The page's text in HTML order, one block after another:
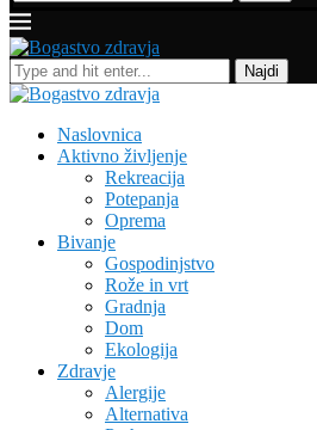
Najdi
Naslovnica
Aktivno življenje
Rekreacija
Potepanja
Oprema
Bivanje
Gospodinjstvo
Rože in vrt
Gradnja
Dom
Ekologija
Zdravje
Alergije
Alternativa